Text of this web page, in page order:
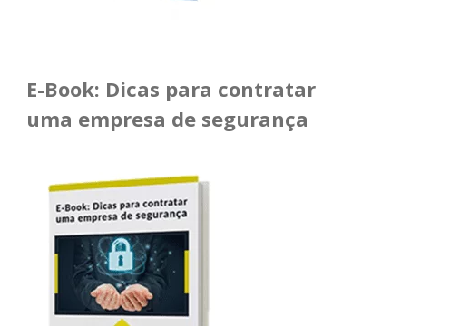
E-Book: Dicas para contratar
uma empresa de segurança